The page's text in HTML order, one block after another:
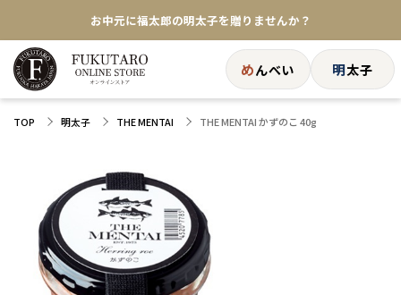
お中元に福太郎の明太子を贈りませんか？
★めんべい25周年記念商品が登場★
【色々な味を試したい方へ】ポストイン！めんべい
めんべい 明太子
TOP 明太子 THE MENTAI THE MENTAI かずのこ 40g